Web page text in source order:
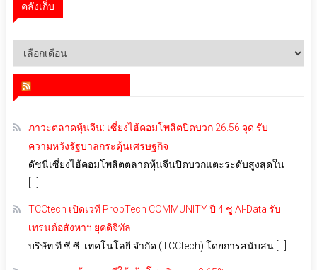
คลังเก็บ
คลัง
ภาวะตลาดหุ้นจีน: เซี่ยงไฮ้คอมโพสิตปิดบวก 26.56 จุด รับ
ความหวังรัฐบาลกระตุ้นเศรษฐกิจ
ดัชนีเซี่ยงไฮ้คอมโพสิตตลาดหุ้นจีนปิดบวกแตะระดับสูงสุดใน
[…]
TCCtech เปิดเวที PropTech COMMUNITY ปี 4 ชู AI-Data รับ
เทรนด์อสังหาฯ ยุคดิจิทัล
บริษัท ที.ซี.ซี. เทคโนโลยี จำกัด (TCCtech) โดยการสนับสน […]